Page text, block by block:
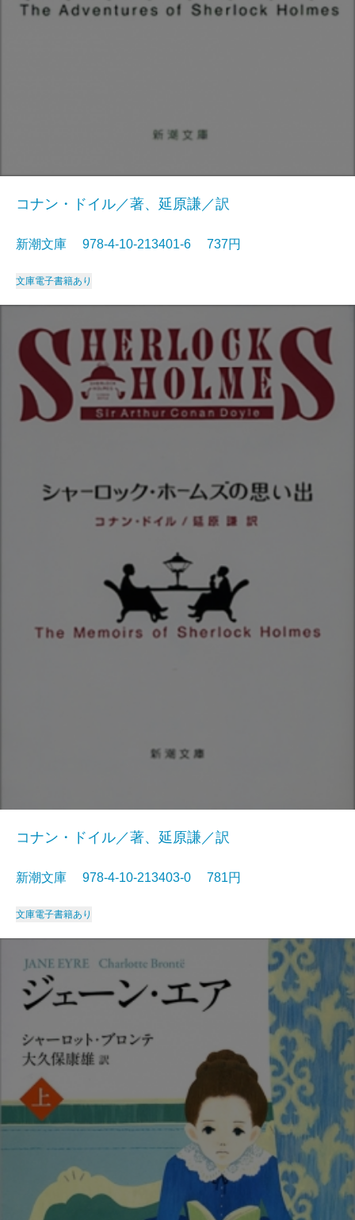
コナン・ドイル／著、延原謙／訳
新潮文庫 978-4-10-213401-6 737円
文庫電子書籍あり
コナン・ドイル／著、延原謙／訳
新潮文庫 978-4-10-213403-0 781円
文庫電子書籍あり